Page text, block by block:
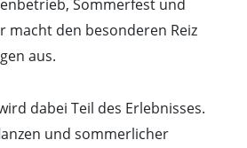
Sommerfest und
macht den besonderen Reiz
aus.
dabei Teil des Erlebnisses.
und sommerlicher